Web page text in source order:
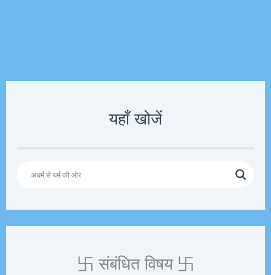
यहाँ खोजें
卐 संबंधित विषय 卐